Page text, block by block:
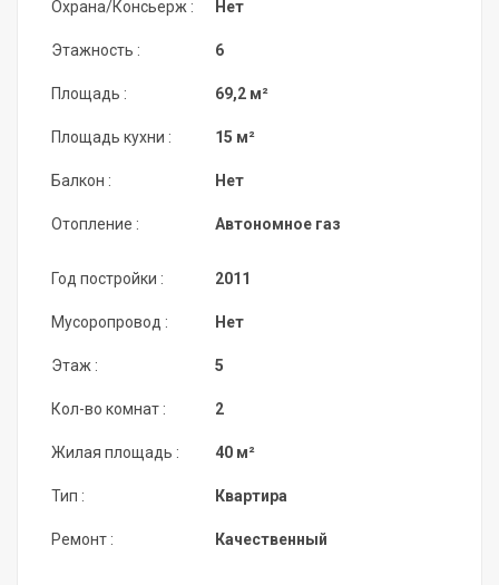
Охрана/Консьерж :
Этажность :
Площадь :
Площадь кухни :
Балкон :
Отопление :
Нет
6
69,2 м²
15 м²
Нет
Автономное газ
Год постройки :
Мусоропровод :
Этаж :
Кол-во комнат :
Жилая площадь :
Тип :
Ремонт :
2011
Нет
5
2
40 м²
Квартира
Качественный